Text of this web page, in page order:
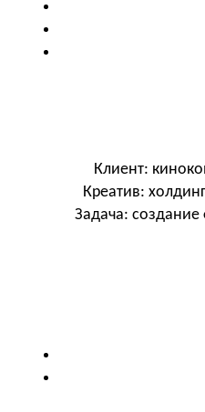
Клиент:
Креатив:
Задача: